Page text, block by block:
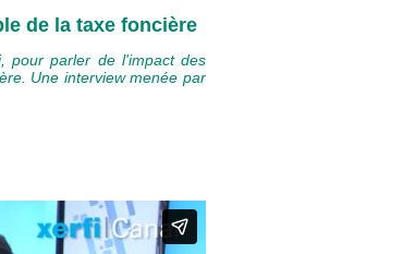
de la taxe foncière
pour parler de l'impact des
Une interview menée par